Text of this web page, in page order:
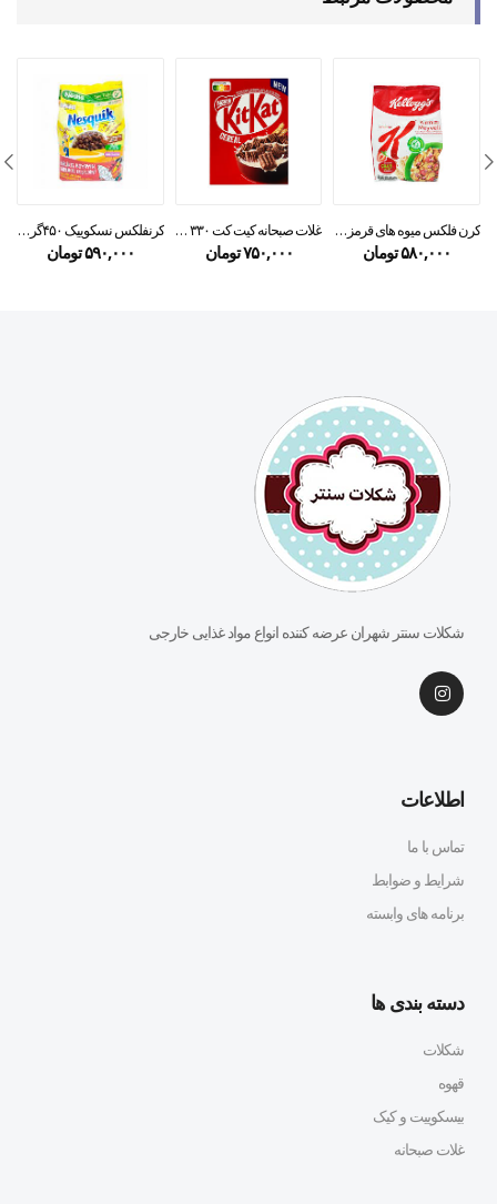
کرن فلکس میوه های قرمز کلاگز
۵۸۰,۰۰۰تومان
غلات صبحانه کیت کت ۳۳۰ گرمی
۷۵۰,۰۰۰تومان
کرنفلکس نسکوییک ۴۵۰گرمی
۵۹۰,۰۰۰تومان
شکلات سنتر شهران عرضه کننده انواع مواد غذایی خارجی
اطلاعات
تماس با ما
شرایط و ضوابط
برنامه های وابسته
دسته بندی ها
شکلات
قهوه
بیسکوییت و کیک
غلات صبحانه